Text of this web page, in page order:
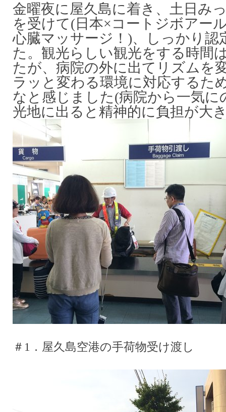
金曜夜に屋久島に着き、土日み
を受けて(日本×コートジボアー
心臓マッサージ！)、しっかり認
た。観光らしい観光をする時間
たが、病院の外に出てリズムを
ラッと変わる環境に対応するた
なと感じました(病院から一気に
光地に出ると精神的に負担が大
＃1．屋久島空港の手荷物受け渡し